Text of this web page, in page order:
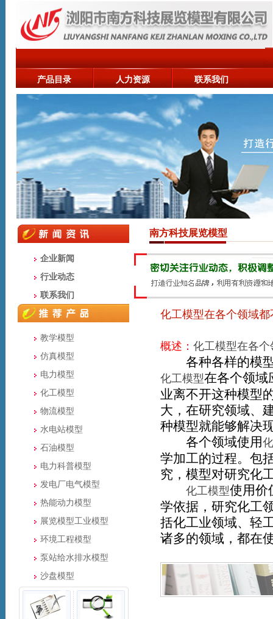
产品目录 人力资源 联系我们
企业新闻
行业动态
联系我们
教学模型
仿真模型
电力模型
化工模型
物流模型
水电站模型
石油模型
电力科普模型
发电厂电气模型
热能动力模型
展览模型工业模型
环境工程模型
泵站给水排水模型
沙盘模型
南方科技展览模型
化工模型在各个领域都
概述： 化工模型在各
各种各样的模型
化工模型在各个领域
业离不开这种模型
大，在研究领域、
种模型就能够解决
各个领域使用
学加工的过程。包
究，模型对研究化
化工模型使用价
学依据，研究化工
括化工业领域、轻
诸多的领域，都在